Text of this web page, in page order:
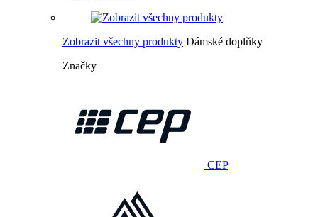
Zobrazit všechny produkty Dámské doplňky
Značky
CEP